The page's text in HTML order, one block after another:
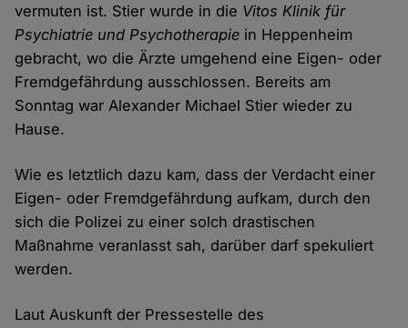
vermuten ist. Stier wurde in die Vitos Klinik für
Psychiatrie und Psychotherapie in Heppenheim
gebracht, wo die Ärzte umgehend eine Eigen- oder
Fremdgefährdung ausschlossen. Bereits am
Sonntag war Alexander Michael Stier wieder zu
Hause.
Wie es letztlich dazu kam, dass der Verdacht einer
Eigen- oder Fremdgefährdung aufkam, durch den
sich die Polizei zu einer solch drastischen
Maßnahme veranlasst sah, darüber darf spekuliert
werden.
Laut Auskunft der Pressestelle des